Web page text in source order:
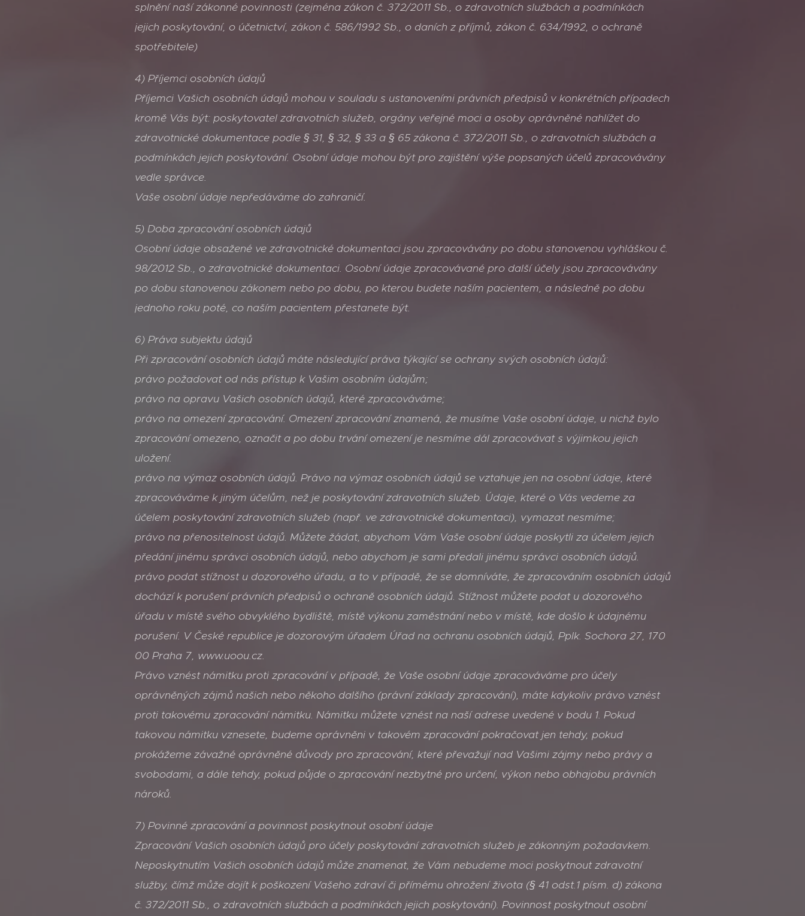
splnění naší zákonné povinnosti (zejména zákon č. 372/2011 Sb., o zdravotních službách a podmínkách
jejich poskytování, o účetnictví, zákon č. 586/1992 Sb., o daních z příjmů, zákon č. 634/1992, o ochraně
spotřebitele)
4) Příjemci osobních údajů
Příjemci Vašich osobních údajů mohou v souladu s ustanoveními právních předpisů v konkrétních případech
kromě Vás být: poskytovatel zdravotních služeb, orgány veřejné moci a osoby oprávněné nahlížet do
zdravotnické dokumentace podle § 31, § 32, § 33 a § 65 zákona č. 372/2011 Sb., o zdravotních službách a
podmínkách jejich poskytování. Osobní údaje mohou být pro zajištění výše popsaných účelů zpracovávány
vedle správce.
Vaše osobní údaje nepředáváme do zahraničí.
5) Doba zpracování osobních údajů
Osobní údaje obsažené ve zdravotnické dokumentaci jsou zpracovávány po dobu stanovenou vyhláškou č.
98/2012 Sb., o zdravotnické dokumentaci. Osobní údaje zpracovávané pro další účely jsou zpracovávány
po dobu stanovenou zákonem nebo po dobu, po kterou budete naším pacientem, a následně po dobu
jednoho roku poté, co naším pacientem přestanete být.
6) Práva subjektu údajů
Při zpracování osobních údajů máte následující práva týkající se ochrany svých osobních údajů:
právo požadovat od nás přístup k Vašim osobním údajům;
právo na opravu Vašich osobních údajů, které zpracováváme;
právo na omezení zpracování. Omezení zpracování znamená, že musíme Vaše osobní údaje, u nichž bylo
zpracování omezeno, označit a po dobu trvání omezení je nesmíme dál zpracovávat s výjimkou jejich
uložení.
právo na výmaz osobních údajů. Právo na výmaz osobních údajů se vztahuje jen na osobní údaje, které
zpracováváme k jiným účelům, než je poskytování zdravotních služeb. Údaje, které o Vás vedeme za
účelem poskytování zdravotních služeb (např. ve zdravotnické dokumentaci), vymazat nesmíme;
právo na přenositelnost údajů. Můžete žádat, abychom Vám Vaše osobní údaje poskytli za účelem jejich
předání jinému správci osobních údajů, nebo abychom je sami předali jinému správci osobních údajů.
právo podat stížnost u dozorového úřadu, a to v případě, že se domníváte, že zpracováním osobních údajů
dochází k porušení právních předpisů o ochraně osobních údajů. Stížnost můžete podat u dozorového
úřadu v místě svého obvyklého bydliště, místě výkonu zaměstnání nebo v místě, kde došlo k údajnému
porušení. V České republice je dozorovým úřadem Úřad na ochranu osobních údajů, Pplk. Sochora 27, 170
00 Praha 7, www.uoou.cz.
Právo vznést námitku proti zpracování v případě, že Vaše osobní údaje zpracováváme pro účely
oprávněných zájmů našich nebo někoho dalšího (právní základy zpracování), máte kdykoliv právo vznést
proti takovému zpracování námitku. Námitku můžete vznést na naší adrese uvedené v bodu 1. Pokud
takovou námitku vznesete, budeme oprávněni v takovém zpracování pokračovat jen tehdy, pokud
prokážeme závažné oprávněné důvody pro zpracování, které převažují nad Vašimi zájmy nebo právy a
svobodami, a dále tehdy, pokud půjde o zpracování nezbytné pro určení, výkon nebo obhajobu právních
nároků.
7) Povinné zpracování a povinnost poskytnout osobní údaje
Zpracování Vašich osobních údajů pro účely poskytování zdravotních služeb je zákonným požadavkem.
Neposkytnutím Vašich osobních údajů může znamenat, že Vám nebudeme moci poskytnout zdravotní
služby, čímž může dojít k poškození Vašeho zdraví či přímému ohrožení života (§ 41 odst.1 písm. d) zákona
č. 372/2011 Sb., o zdravotních službách a podmínkách jejich poskytování). Povinnost poskytnout osobní